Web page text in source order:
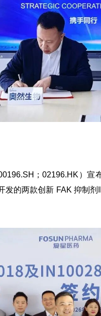
；02196.HK）
发的两款创新 FAK 抑制